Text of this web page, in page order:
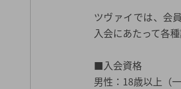
ツヴァイでは、会
入会にあたって各
■入会資格
男性：18歳以上（